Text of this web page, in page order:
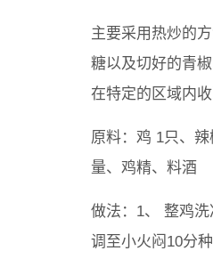
主要采用热炒的
糖以及切好的青
在特定的区域内收
原料：鸡 1只、
量、鸡精、料酒
做法：1、 整鸡
调至小火闷10分